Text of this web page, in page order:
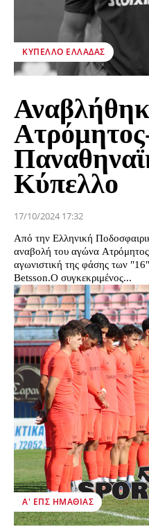
ΚΎΠΕΛΛΟ ΕΛΛΆΔΑΣ
Κύπελλο
17/10/2024 17:32
Από την Ελληνική
αναβολή του αγώνα
αγωνιστική της φάσης των
Betsson.Ο συγκεκριμένος...
Α' ΕΠΣ ΗΜΑΘΊΑΣ